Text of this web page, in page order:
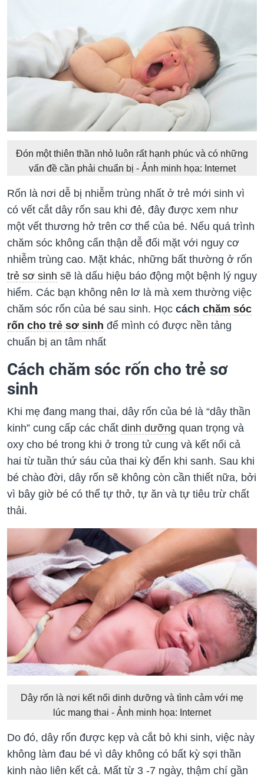
Đón một thiên thần nhỏ luôn rất hạnh phúc và có những
vấn đề cần phải chuẩn bị - Ảnh minh họa: Internet
Rốn là nơi dễ bị nhiễm trùng nhất ở trẻ mới sinh vì
có vết cắt dây rốn sau khi đẻ, đây được xem như
một vết thương hở trên cơ thể của bé. Nếu quá trình
chăm sóc không cẩn thận dễ đối mặt với nguy cơ
nhiễm trùng cao. Mặt khác, những bất thường ở rốn
trẻ sơ sinh sẽ là dấu hiệu báo động một bệnh lý nguy
hiểm. Các bạn không nên lơ là mà xem thường việc
chăm sóc rốn của bé sau sinh. Học cách chăm sóc
rốn cho trẻ sơ sinh để mình có được nền tảng
chuẩn bị an tâm nhất
Cách chăm sóc rốn cho trẻ sơ
sinh
Khi mẹ đang mang thai, dây rốn của bé là “dây thần
kinh” cung cấp các chất dinh dưỡng quan trọng và
oxy cho bé trong khi ở trong tử cung và kết nối cả
hai từ tuần thứ sáu của thai kỳ đến khi sanh. Sau khi
bé chào đời, dây rốn sẽ không còn cần thiết nữa, bởi
vì bây giờ bé có thể tự thở, tự ăn và tự tiêu trừ chất
thải.
Dây rốn là nơi kết nối dinh dưỡng và tình cảm với mẹ
lúc mang thai - Ảnh minh họa: Internet
Do đó, dây rốn được kẹp và cắt bỏ khi sinh, việc này
không làm đau bé vì dây không có bất kỳ sợi thần
kinh nào liên kết cả. Mất từ 3 -7 ngày, thậm chí gần